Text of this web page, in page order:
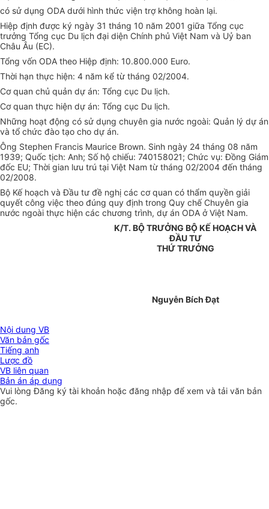
có sử dụng ODA dưới hình thức viện trợ không hoàn lại.
Hiệp định được ký ngày 31 tháng 10 năm 2001 giữa Tổng cục
trưởng Tổng cục Du lịch đại diện Chính phủ Việt Nam và Uỷ ban
Châu Âu (EC).
Tổng vốn ODA theo Hiệp định: 10.800.000 Euro.
Thời hạn thực hiện: 4 năm kể từ tháng 02/2004.
Cơ quan chủ quản dự án: Tổng cục Du lịch.
Cơ quan thực hiện dự án: Tổng cục Du lịch.
Những hoạt động có sử dụng chuyên gia nước ngoài: Quản lý dự án
và tổ chức đào tạo cho dự án.
Ông Stephen Francis Maurice Brown. Sinh ngày 24 tháng 08 năm
1939; Quốc tịch: Anh; Số hộ chiếu: 740158021; Chức vụ: Đồng Giám
đốc EU; Thời gian lưu trú tại Việt Nam từ tháng 02/2004 đến tháng
02/2008.
Bộ Kế hoạch và Đầu tư đề nghị các cơ quan có thẩm quyền giải
quyết công việc theo đúng quy định trong Quy chế Chuyên gia
nước ngoài thực hiện các chương trình, dự án ODA ở Việt Nam.
K/T. BỘ TRƯỞNG BỘ KẾ HOẠCH VÀ
ĐẦU TƯ
THỨ TRƯỞNG
Nguyễn Bích Đạt
Nội dung VB
Văn bản gốc
Tiếng anh
Lược đồ
VB liên quan
Bản án áp dụng
Vui lòngĐăng ký tài khoản hoặc đăng nhập để xem và tải văn bản
gốc.